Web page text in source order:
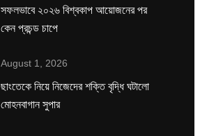
সফলভাবে ২০২৬ বিশ্বকাপ আয়োজনের পর
কেন প্রচন্ড চাপে
August 1, 2026
ছাংতেকে নিয়ে নিজেদের শক্তি বৃদ্ধি ঘটালো
মোহনবাগান সুপার